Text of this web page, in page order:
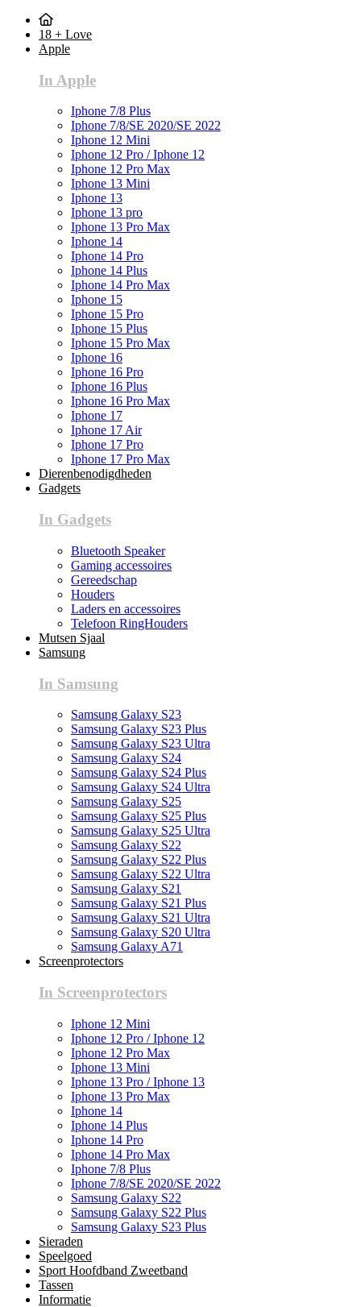
18 + Love
Apple
In Apple
Iphone 7/8 Plus
Iphone 7/8/SE 2020/SE 2022
Iphone 12 Mini
Iphone 12 Pro / Iphone 12
Iphone 12 Pro Max
Iphone 13 Mini
Iphone 13
Iphone 13 pro
Iphone 13 Pro Max
Iphone 14
Iphone 14 Pro
Iphone 14 Plus
Iphone 14 Pro Max
Iphone 15
Iphone 15 Pro
Iphone 15 Plus
Iphone 15 Pro Max
Iphone 16
Iphone 16 Pro
Iphone 16 Plus
Iphone 16 Pro Max
Iphone 17
Iphone 17 Air
Iphone 17 Pro
Iphone 17 Pro Max
Dierenbenodigdheden
Gadgets
In Gadgets
Bluetooth Speaker
Gaming accessoires
Gereedschap
Houders
Laders en accessoires
Telefoon RingHouders
Mutsen Sjaal
Samsung
In Samsung
Samsung Galaxy S23
Samsung Galaxy S23 Plus
Samsung Galaxy S23 Ultra
Samsung Galaxy S24
Samsung Galaxy S24 Plus
Samsung Galaxy S24 Ultra
Samsung Galaxy S25
Samsung Galaxy S25 Plus
Samsung Galaxy S25 Ultra
Samsung Galaxy S22
Samsung Galaxy S22 Plus
Samsung Galaxy S22 Ultra
Samsung Galaxy S21
Samsung Galaxy S21 Plus
Samsung Galaxy S21 Ultra
Samsung Galaxy S20 Ultra
Samsung Galaxy A71
Screenprotectors
In Screenprotectors
Iphone 12 Mini
Iphone 12 Pro / Iphone 12
Iphone 12 Pro Max
Iphone 13 Mini
Iphone 13 Pro / Iphone 13
Iphone 13 Pro Max
Iphone 14
Iphone 14 Plus
Iphone 14 Pro
Iphone 14 Pro Max
Iphone 7/8 Plus
Iphone 7/8/SE 2020/SE 2022
Samsung Galaxy S22
Samsung Galaxy S22 Plus
Samsung Galaxy S23 Plus
Sieraden
Speelgoed
Sport Hoofdband Zweetband
Tassen
Informatie